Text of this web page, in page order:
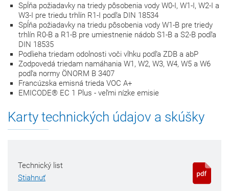
Spĺňa požiadavky na triedy pôsobenia vody W0-I, W1-I, W2-I a
W3-I pre triedu trhlín R1-I podľa DIN 18534
Spĺňa požiadavky na triedu pôsobenia vody W1-B pre triedy
trhlín R0-B a R1-B pre umiestnenie nádob S1-B a S2-B podľa
DIN 18535
Podlieha triedam odolnosti voči vlhku podľa ZDB a abP
Zodpovedá triedam namáhania W1, W2, W3, W4, W5 a W6
podľa normy ÖNORM B 3407
Francúzska emisná trieda VOC A+
EMICODE® EC 1 Plus - veľmi nízke emisie
Karty technických údajov a skúšky
Technický list
Stiahnuť